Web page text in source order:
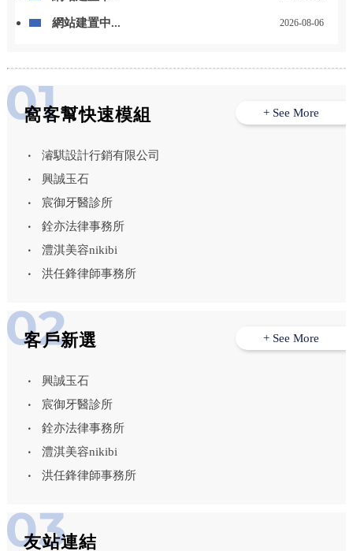
網站建置中... 2026-08-06
窩客幫快速模組
濬騏設計行銷有限公司
興誠玉石
宸御牙醫診所
銓亦法律事務所
澧淇美容nikibi
洪任鋒律師事務所
+ See More
客戶新選
興誠玉石
宸御牙醫診所
銓亦法律事務所
澧淇美容nikibi
洪任鋒律師事務所
+ See More
友站連結